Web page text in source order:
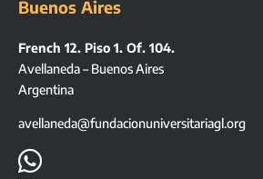
Buenos Aires
French 12. Piso 1. Of. 104.
Avellaneda – Buenos Aires
Argentina
avellaneda@fundacionuniversitariagl.org
